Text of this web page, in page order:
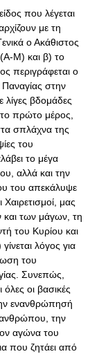
που λέγεται
με τη
ο Ακάθιστος
(Α-Μ) και β) το
περιγράφεται ο
στην
βδομάδες
πρώτο μέρος,
σπλάχνα της
του
το μέγα
αλλά και την
του απεκάλυψε
μας
των μάγων, τη
του Κυρίου και
λόγος για
του
Συνεπώς,
οι βασικές
ενανθρώπησή
την
αγώνα του
που ζητάει από